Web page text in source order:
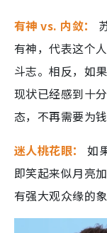
有神 vs. 内敛：
有神，代表这个
斗志。相反，如
现状已经感到十
态，不再需要为
迷人桃花眼：
如
即笑起来似月亮
有强大观众缘的